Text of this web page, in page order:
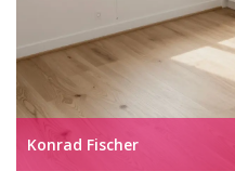
Konrad Fischer